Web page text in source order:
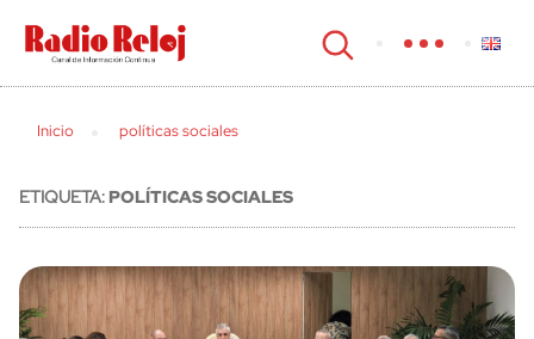
cerrar
Inicio políticas sociales
ETIQUETA:POLÍTICAS SOCIALES